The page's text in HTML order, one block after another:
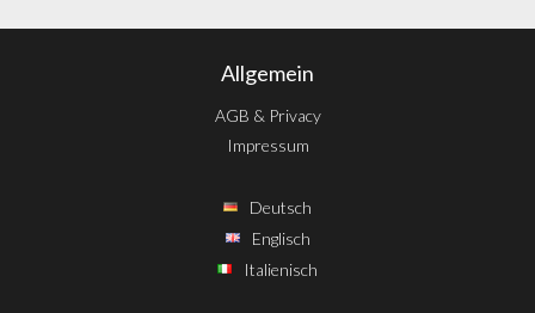
Allgemein
AGB & Privacy
Impressum
Deutsch
Englisch
Italienisch